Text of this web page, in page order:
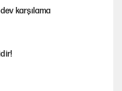
karşılama